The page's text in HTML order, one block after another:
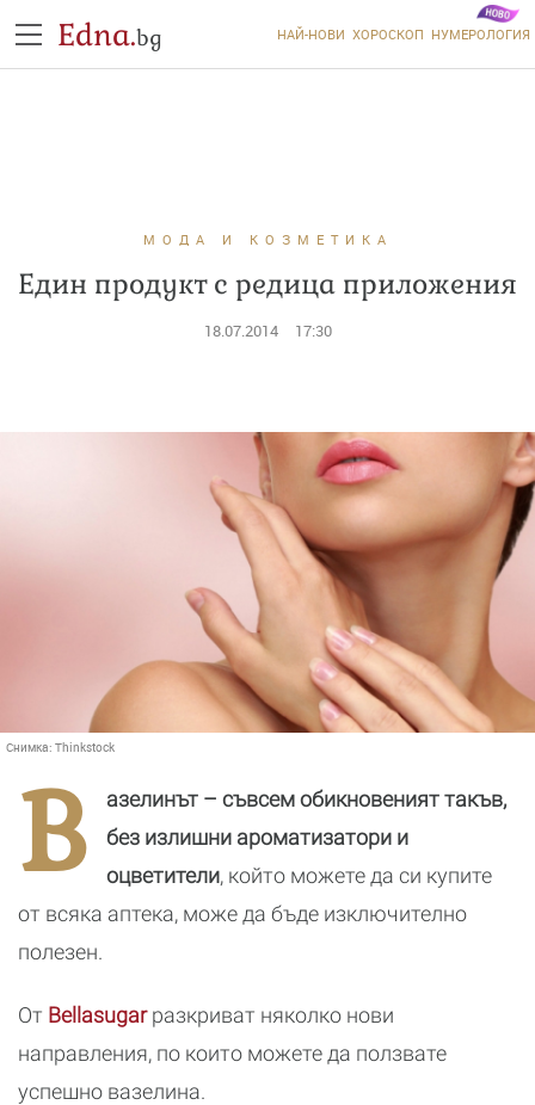
Edna.bg НАЙ-НОВИ ХОРОСКОП НУМЕРОЛОГИЯ
МОДА И КОЗМЕТИКА
Един продукт с редица приложения
18.07.2014 17:30
Снимка: Thinkstock
В
азелинът – съвсем обикновеният такъв,
без излишни ароматизатори и
оцветители, който можете да си купите
от всяка аптека, може да бъде изключително
полезен.
От Bellasugarразкриват няколко нови
направления, по които можете да ползвате
успешно вазелина.